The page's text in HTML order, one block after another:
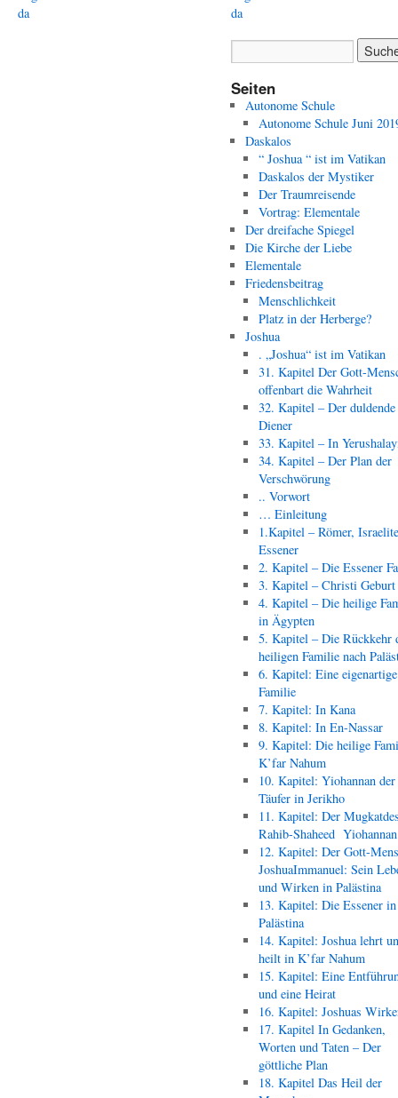
da
da
Seiten
Autonome Schule
Autonome Schule Juni
Daskalos
“ Joshua “ ist im Vatikan
Daskalos der Mystiker
Der Traumreisende
Vortrag: Elementale
Der dreifache Spiegel
Die Kirche der Liebe
Elementale
Friedensbeitrag
Menschlichkeit
Platz in der Herberge?
Joshua
. „Joshua“ ist im Vatikan
31. Kapitel Der Gott-
offenbart die Wahrheit
32. Kapitel – Der duldende
Diener
33. Kapitel – In
34. Kapitel – Der Plan der
Verschwörung
.. Vorwort
… Einleitung
1.Kapitel – Römer,
Essener
2. Kapitel – Die Essener
3. Kapitel – Christi Geburt
4. Kapitel – Die heilige
in Ägypten
5. Kapitel – Die Rückkehr
heiligen Familie nach
6. Kapitel: Eine eigenartige
Familie
7. Kapitel: In Kana
8. Kapitel: In En-Nassar
9. Kapitel: Die heilige
K’far Nahum
10. Kapitel: Yiohannan der
Täufer in Jerikho
11. Kapitel: Der
Rahib-Shaheed
12. Kapitel: Der Gott-
JoshuaImmanuel: Sein
und Wirken in Palästina
13. Kapitel: Die Essener in
Palästina
14. Kapitel: Joshua lehrt
heilt in K’far Nahum
15. Kapitel: Eine
und eine Heirat
16. Kapitel: Joshuas
17. Kapitel In Gedanken,
Worten und Taten – Der
göttliche Plan
18. Kapitel Das Heil der